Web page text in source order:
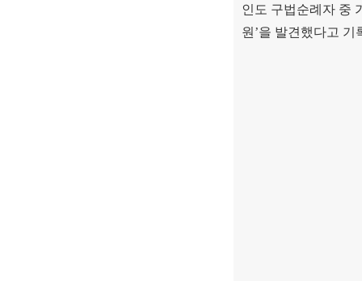
인도 구법순례자 중
원 ’을 발견했다고 기